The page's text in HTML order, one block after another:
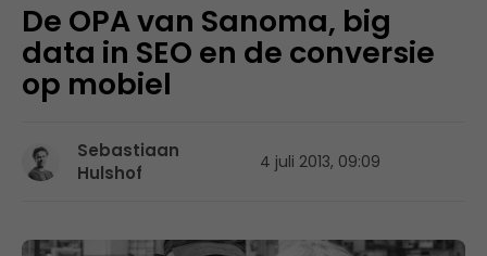
De OPA van Sanoma, big
data in SEO en de conversie
op mobiel
Sebastiaan
Hulshof
4 juli 2013, 09:09